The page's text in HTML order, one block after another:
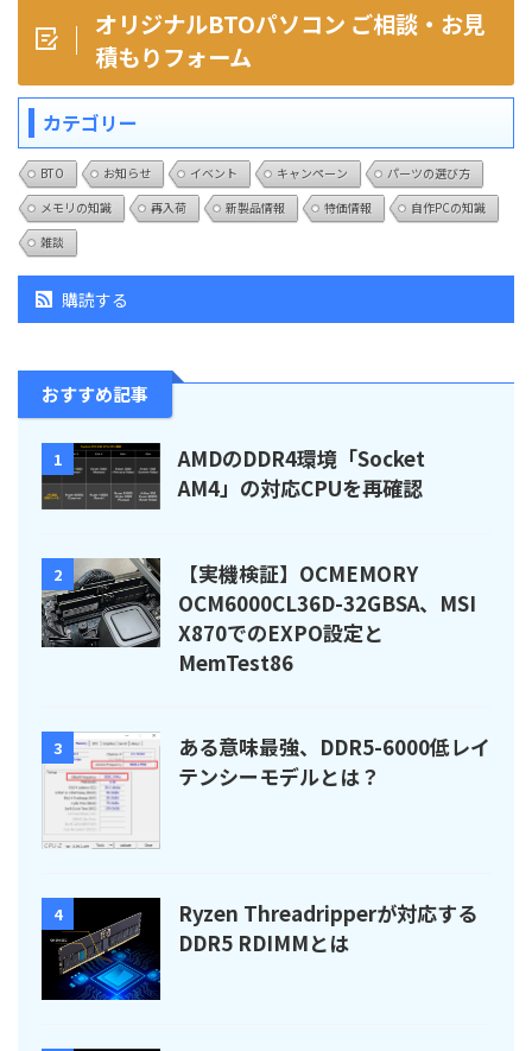
オリジナルBTOパソコン ご相談・お見
積もりフォーム
カテゴリー
BTO お知らせ イベント キャンペーン
パーツの選び方
メモリの知識
再入荷 新製品情報 特価情報
自作PCの知識
雑談
購読する
おすすめ記事
1
AMDのDDR4環境「Socket
AM4」の対応CPUを再確認
2
【実機検証】OCMEMORY
OCM6000CL36D-32GBSA、MSI
X870でのEXPO設定と
MemTest86
3
ある意味最強、DDR5-6000低レイ
テンシーモデルとは？
4
Ryzen Threadripperが対応する
DDR5 RDIMMとは